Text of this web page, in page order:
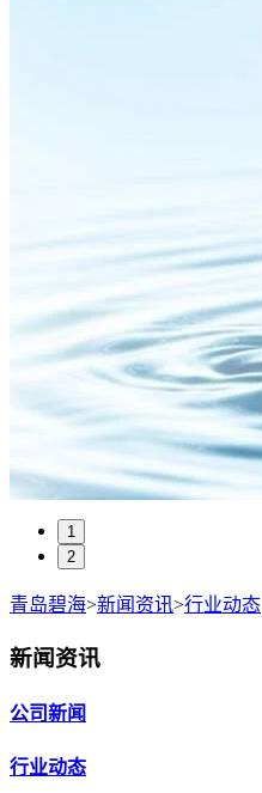
1
2
青岛碧海>新闻资讯>行业动态
新闻资讯
公司新闻
行业动态